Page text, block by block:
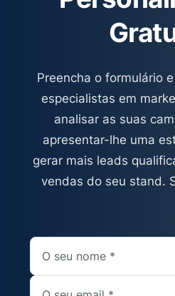
Preencha o formulário
especialistas em
analisar as suas
apresentar-lhe uma
gerar mais leads
vendas do seu stand.